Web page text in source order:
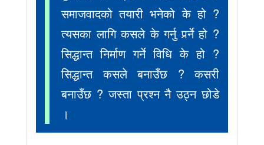
समाजवादको तयारी भनेको के हो ?
त्यसका लागि कसले के गर्नु पर्र्ने हो ?
सिद्धान्त निर्माण गर्ने विधि के हो ?
सिद्धान्त कसले बनाउँछ ? कसरी
बनाउँछ ? जस्ता प्रश्न नै उठ्न छोडे
।